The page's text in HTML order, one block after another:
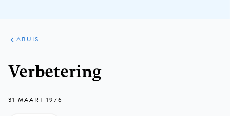
ARTIKELEN
VARIA
ABUIS
Verbetering
31 MAART 1976